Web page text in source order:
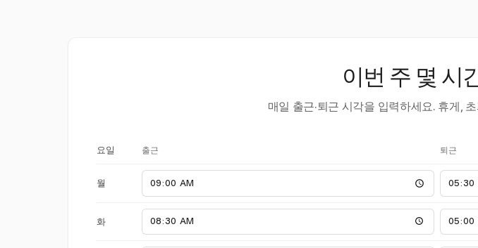
이번 주 몇 시
매일 출근·퇴근 시각을 입력하세요. 휴게,
요일 출근 퇴근
월
화